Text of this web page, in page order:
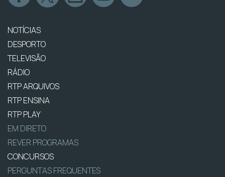
NOTÍCIAS
DESPORTO
TELEVISÃO
RÁDIO
RTP ARQUIVOS
RTP ENSINA
RTP PLAY
EM DIRETO
REVER PROGRAMAS
CONCURSOS
PERGUNTAS FREQUENTES